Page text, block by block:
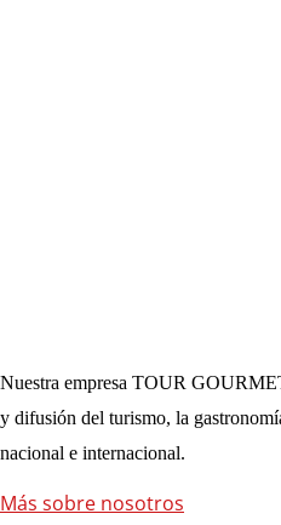
Nuestra empresa TOUR
y difusión del turismo, la
nacional e internacional.
Más sobre nosotros